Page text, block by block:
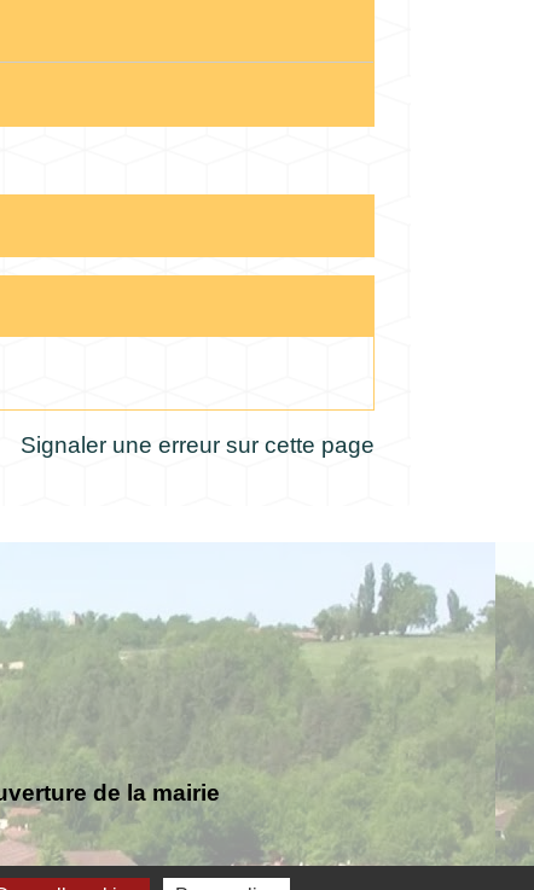
Signaler une erreur sur cette page
de la mairie